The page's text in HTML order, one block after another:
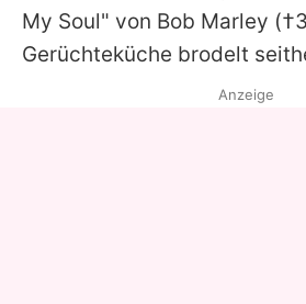
Utiq verwalten
My Soul" von Bob Marley
Gerüchteküche brodelt
Anzeige